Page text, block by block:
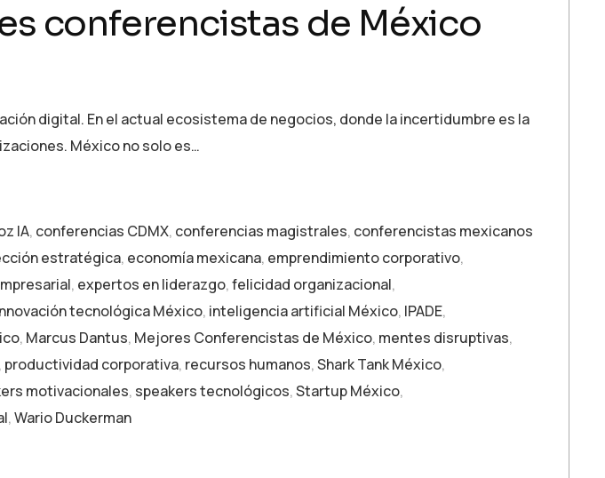
conferencistas de México
digital. En el actual ecosistema de negocios, donde la incertidumbre es la
México no solo es…
IA, conferencias CDMX, conferencias magistrales, conferencistas mexicanos
estratégica, economía mexicana, emprendimiento corporativo,
, expertos en liderazgo,felicidad organizacional,
tecnológica México, inteligencia artificial México, IPADE,
, Marcus Dantus, Mejores Conferencistas de México, mentes disruptivas,
, productividad corporativa, recursos humanos,Shark Tank México,
motivacionales, speakers tecnológicos,Startup México,
,Wario Duckerman